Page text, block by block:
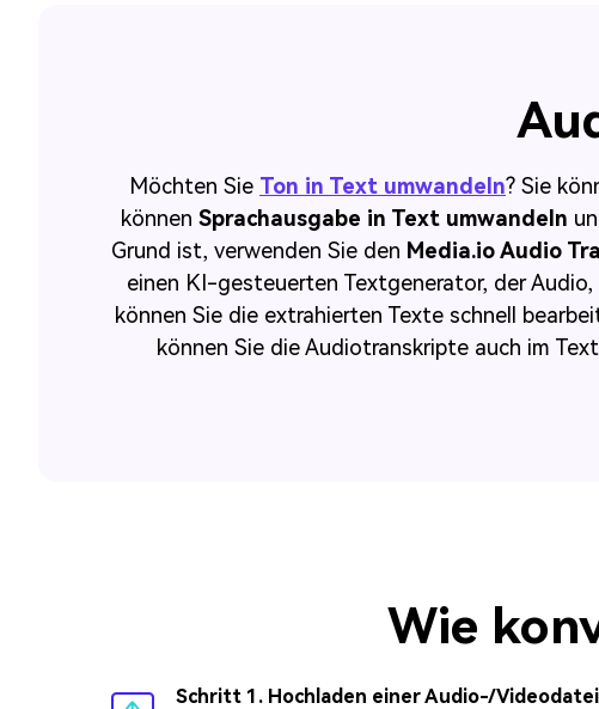
Möchten Sie Ton in Text umwandeln? Sie
können Sprachausgabe in Text umwandeln
Grund ist, verwenden Sie den Media.io Audio
einen KI-gesteuerten Textgenerator, der
können Sie die extrahierten Texte schnell
können Sie die Audiotranskripte auch im
Wie
Schritt 1. Hochladen einer Audio-/Videodatei